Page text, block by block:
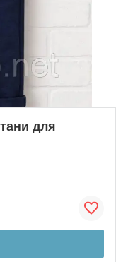
для